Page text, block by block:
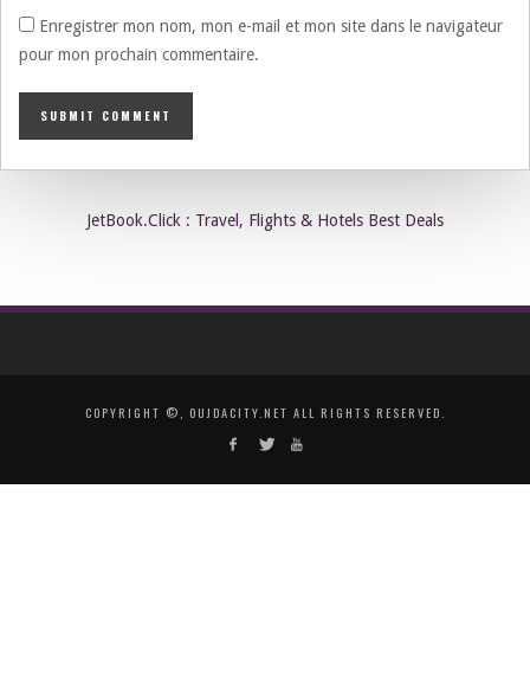
Enregistrer mon nom, mon e-mail et mon site dans le navigateur
pour mon prochain commentaire.
JetBook.Click : Travel, Flights & Hotels Best Deals
COPYRIGHT ©, OUJDACITY.NET ALL RIGHTS RESERVED.